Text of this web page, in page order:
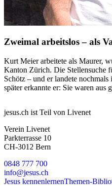
Zweimal arbeitslos – als
Kurt Meier arbeitete als Maurer,
Kanton Zürich. Die Stellensuche
Schötz – und er landete
später erkannte er: Sie waren aus
jesus.ch ist Teil von Livenet
Verein Livenet
Parkterrasse 10
CH-3012 Bern
0848 777 700
info@jesus.ch
Jesus kennenlernenThemen-